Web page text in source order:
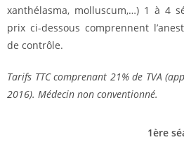
xanthélasma, molluscum,…) 1 à 4
prix ci-dessous comprennent
de contrôle.
Tarifs TTC comprenant 21% de TVA
2016). Médecin non conventionné.
1ère